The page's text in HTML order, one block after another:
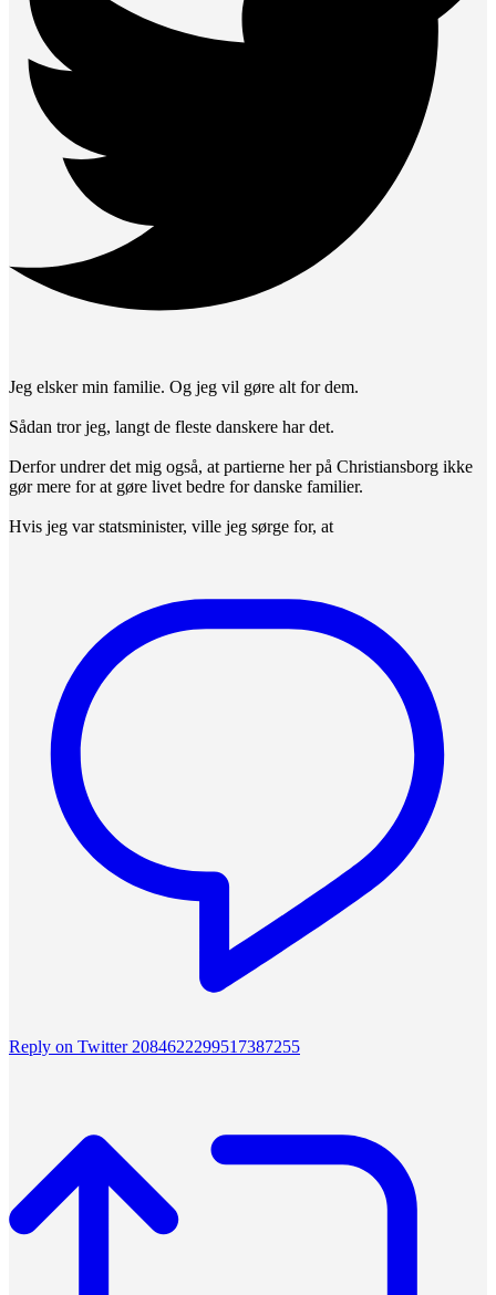
Jeg elsker min familie. Og jeg vil gøre alt for dem.
Sådan tror jeg, langt de fleste danskere har det.
Derfor undrer det mig også, at partierne her på Christiansborg ikke
gør mere for at gøre livet bedre for danske familier.
Hvis jeg var statsminister, ville jeg sørge for, at
Reply on Twitter 2084622299517387255